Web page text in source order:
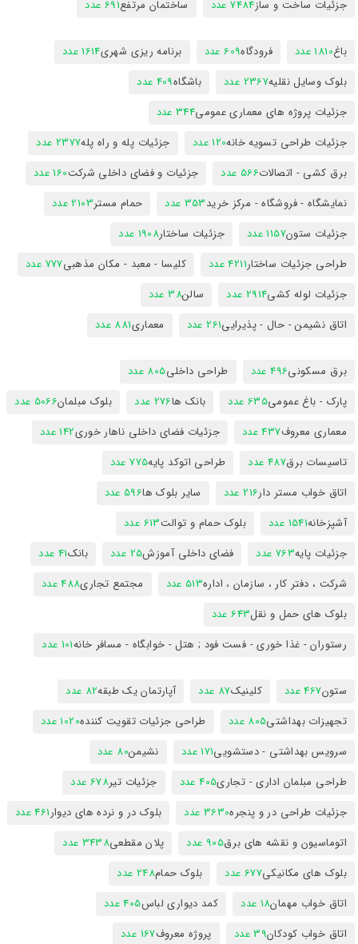
جزئیات ساخت و ساز7484 عدد ساختمان مرتفع691 عدد
باغ1810 عدد فرودگاه609 عدد برنامه ریزی شهری1614 عدد
بلوک وسایل نقلیه2367 عدد باشگاه409 عدد
جزئیات پروژه های معماری عمومی344 عدد
جزئیات طراحی تسویه خانه120 عدد جزئیات پله و راه پله2377 عدد
برق کشی - اتصالات566 عدد جزئیات و فضای داخلی شرکت160 عدد
نمایشگاه - فروشگاه - مرکز خرید353 عدد حمام مستر2103 عدد
جزئیات ستون1157 عدد جزئیات ساختار1908 عدد
طراحی جزئیات ساختار4211 عدد کلیسا - معبد - مکان مذهبی777 عدد
جزئیات لوله کشی2914 عدد سالن38 عدد
اتاق نشیمن - حال - پذیرایی261 عدد معماری881 عدد
برق مسکونی496 عدد طراحی داخلی805 عدد
پارک - باغ عمومی635 عدد بانک ها276 عدد بلوک مبلمان5066 عدد
معماری معروف437 عدد جزئیات فضای داخلی ناهار خوری142 عدد
تاسیسات برق487 عدد طراحی اتوکد پایه775 عدد
اتاق خواب مستر دار216 عدد سایر بلوک ها596 عدد
آشپزخانه1541 عدد بلوک حمام و توالت613 عدد
جزئیات پایه763 عدد فضای داخلی آموزش25 عدد بانک41 عدد
شرکت ، دفتر کار ، سازمان ، اداره513 عدد مجتمع تجاری488 عدد
بلوک های حمل و نقل643 عدد
رستوران - غذا خوری - فست فود ; هتل - خوابگاه - مسافر خانه101 عدد
ستون467 عدد کلینیک87 عدد آپارتمان یک طبقه82 عدد
تجهیزات بهداشتی805 عدد طراحی جزئیات تقویت کننده1020 عدد
سرویس بهداشتی - دستشویی171 عدد نشیمن80 عدد
طراحی مبلمان اداری - تجاری405 عدد جزئیات تیر678 عدد
جزئیات طراحی در و پنجره3630 عدد بلوک در و نرده های دیوار461 عدد
اتوماسیون و نقشه های برق905 عدد پلان مقطعی3438 عدد
بلوک های مکانیکی677 عدد بلوک حمام248 عدد
اتاق خواب مهمان18 عدد کمد دیواری لباس405 عدد
اتاق خواب کودکان39 عدد پروژه معروف167 عدد